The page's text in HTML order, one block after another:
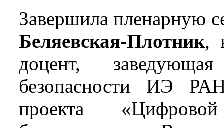
Завершила пленарную
Беляевская-Плотник,
доцент,
безопасности ИЭ
проекта